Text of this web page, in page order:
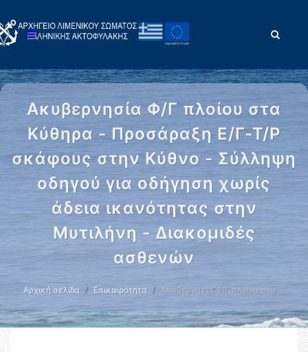
Ακυβερνησία Φ/Γ πλοίου στα
Κύθηρα - Προσάραξη Ε/Γ-Τ/Ρ
σκάφους στην Κύθνο - Σύλληψη
οδηγού για οδήγηση χωρίς
άδεια ικανότητας στην
Μυτιλήνη - Διακομιδές
ασθενών
Αρχική σελίδα Επικαιρότητα Ακυβερνησία Φ/Γ πλοίου στα …